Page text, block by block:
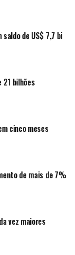
de US$ 7,7 bi
21 bilhões
cinco meses
de mais de 7%
vez maiores